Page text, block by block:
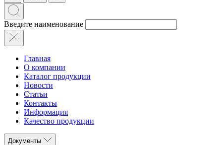
Введите наименование
Главная
О компании
Каталог продукции
Новости
Статьи
Контакты
Информация
Качество продукции
Документы